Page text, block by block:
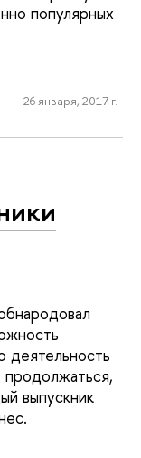
популярных
26 января, 2017 г.
деятельность
продолжаться,
выпускник